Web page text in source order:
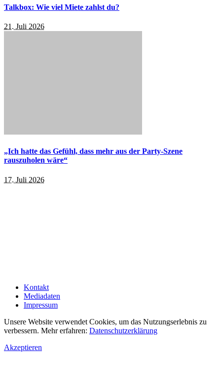
Talkbox: Wie viel Miete zahlst du?
21. Juli 2026
„Ich hatte das Gefühl, dass mehr aus der Party-Szene
rauszuholen wäre“
17. Juli 2026
Kontakt
Mediadaten
Impressum
Unsere Website verwendet Cookies, um das Nutzungserlebnis zu
verbessern. Mehr erfahren: Datenschutzerklärung
Akzeptieren